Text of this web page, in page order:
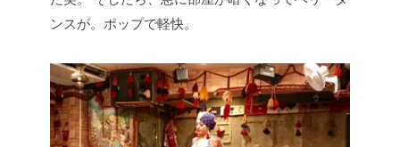
ンスが。ポップで軽快。